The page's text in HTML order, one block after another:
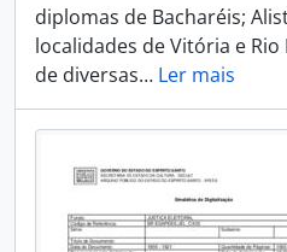
diplomas de Bacharéis;
localidades de Vitória e
de diversas… Ler mais